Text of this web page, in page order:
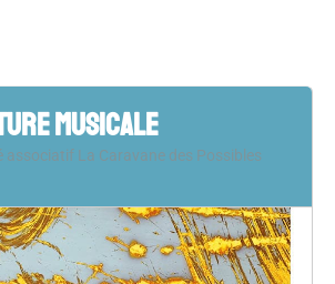
MUSICALE
associatif La Caravane des Possibles